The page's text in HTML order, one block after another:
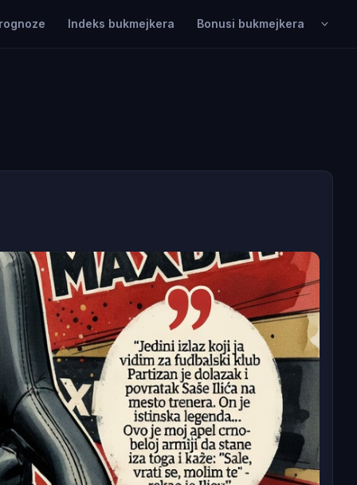
Indeks bukmejkera Bonusi bukmejkera